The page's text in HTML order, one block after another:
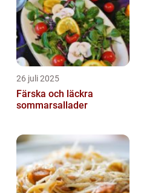
26 juli 2025
Färska och läckra
sommarsallader